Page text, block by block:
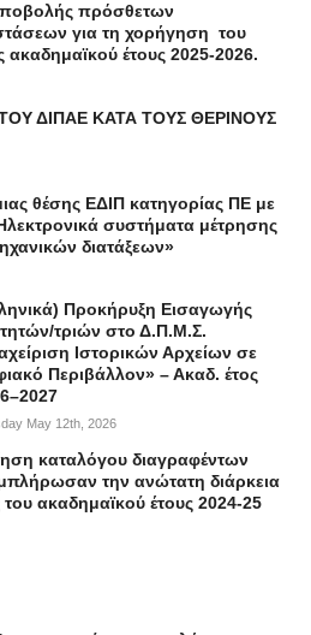
πρόσθετων
για τη χορήγηση του
ακαδημαϊκού έτους 2025-2026.
ΤΟΥ ΔΙΠΑΕ ΚΑΤΑ ΤΟΥΣ ΘΕΡΙΝΟΥΣ
θέσης ΕΔΙΠ κατηγορίας ΠΕ με
συστήματα μέτρησης
διατάξεων»
Προκήρυξη Εισαγωγής
τριών στο Δ.Π.Μ.Σ.
Ιστορικών Αρχείων σε
Περιβάλλον» – Ακαδ. έτος
May 12th, 2026
καταλόγου διαγραφέντων
την ανώτατη διάρκεια
ακαδημαϊκού έτους 2024-25